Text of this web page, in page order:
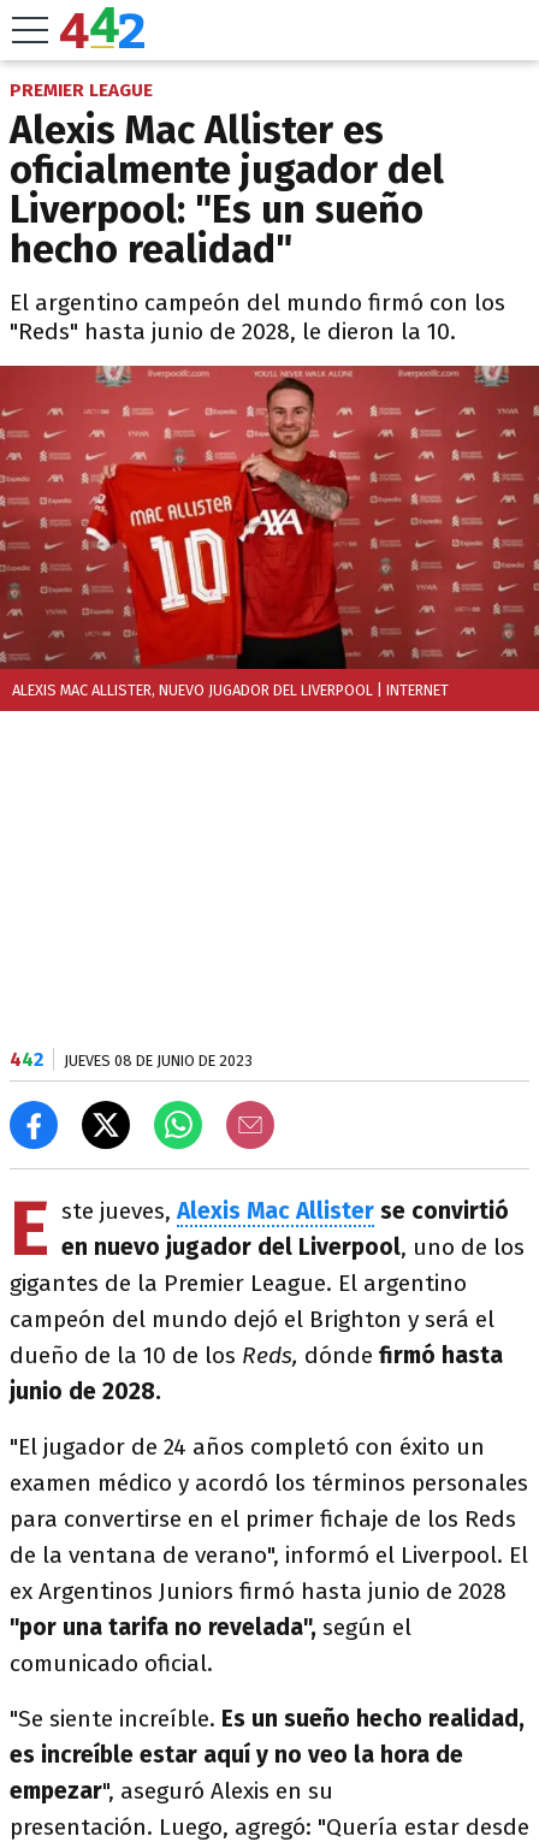
PREMIER LEAGUE
Alexis Mac Allister es
oficialmente jugador del
Liverpool: "Es un sueño
hecho realidad"
El argentino campeón del mundo firmó con los
"Reds" hasta junio de 2028, le dieron la 10.
ALEXIS MAC ALLISTER, NUEVO JUGADOR DEL LIVERPOOL | INTERNET
442 JUEVES 08 DE JUNIO DE 2023
E ste jueves,Alexis Mac Allister se convirtió
en nuevo jugador del Liverpool, uno de los
gigantes de la Premier League. El argentino
campeón del mundo dejó el Brighton y será el
dueño de la 10 de los Reds, dónde firmó hasta
junio de 2028.
"El jugador de 24 años completó con éxito un
examen médico y acordó los términos personales
para convertirse en el primer fichaje de los Reds
de la ventana de verano", informó el Liverpool. El
ex Argentinos Juniors firmó hasta junio de 2028
"por una tarifa no revelada", según el
comunicado oficial.
"Se siente increíble. Es un sueño hecho realidad,
es increíble estar aquí y no veo la hora de
empezar", aseguró Alexis en su
presentación. Luego, agregó: "Quería estar desde